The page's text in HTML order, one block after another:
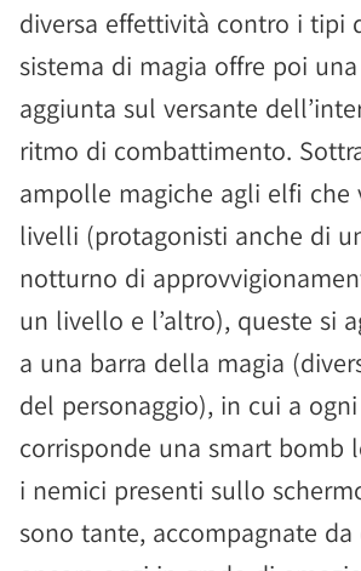
diversa effettività contro i tipi
sistema di magia offre poi
aggiunta sul versante
ritmo di combattimento.
ampolle magiche agli elfi che
livelli (protagonisti anche di
notturno di
un livello e l’altro), queste si
a una barra della magia
del personaggio), in cui a
corrisponde una smart bomb
i nemici presenti sullo
sono tante, accompagnate